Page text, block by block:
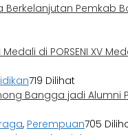
Berkelanjutan Pemkab
di PORSENI XV
719 Dilihat
Bangga jadi Alumni
, Perempuan705